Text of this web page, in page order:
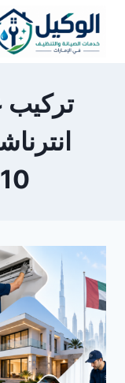
التجاوز
المحتوى